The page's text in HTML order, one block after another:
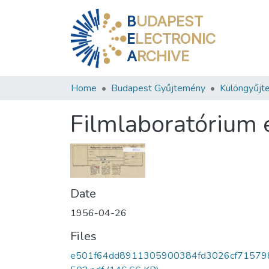
BUDAPEST
ELECTRONIC
ARCHIVE
Home Budapest Gyűjtemény
Filmlaboratórium
Date
1956-04-26
Files